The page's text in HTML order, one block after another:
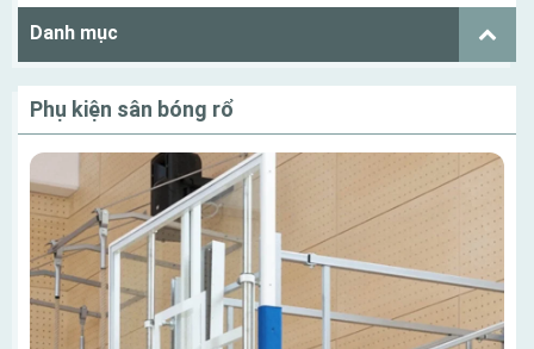
Danh mục
Phụ kiện sân bóng rổ